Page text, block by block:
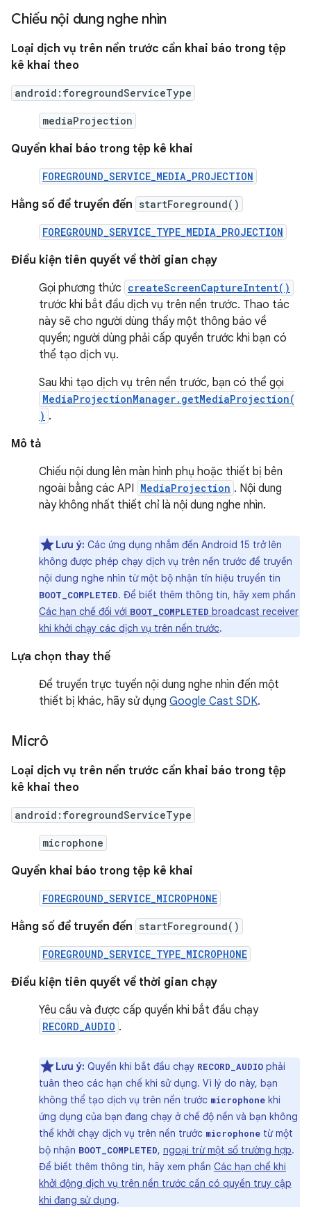
Chiếu nội dung nghe nhìn
Loại dịch vụ trên nền trước cần khai báo trong tệp
kê khai theo
android:foregroundServiceType
mediaProjection
Quyền khai báo trong tệp kê khai
FOREGROUND_SERVICE_MEDIA_PROJECTION
Hằng số để truyền đến startForeground()
FOREGROUND_SERVICE_TYPE_MEDIA_PROJECTION
Điều kiện tiên quyết về thời gian chạy
Gọi phương thức createScreenCaptureIntent()
trước khi bắt đầu dịch vụ trên nền trước. Thao tác
này sẽ cho người dùng thấy một thông báo về
quyền; người dùng phải cấp quyền trước khi bạn có
thể tạo dịch vụ.
Sau khi tạo dịch vụ trên nền trước, bạn có thể gọi
MediaProjectionManager.getMediaProjection(
) .
Mô tả
Chiếu nội dung lên màn hình phụ hoặc thiết bị bên
ngoài bằng các API MediaProjection . Nội dung
này không nhất thiết chỉ là nội dung nghe nhìn.
Lưu ý: Các ứng dụng nhắm đến Android 15 trở lên
không được phép chạy dịch vụ trên nền trước để truyền
nội dung nghe nhìn từ một bộ nhận tín hiệu truyền tin
BOOT_COMPLETED. Để biết thêm thông tin, hãy xem phần
Các hạn chế đối với BOOT_COMPLETED broadcast receiver
khi khởi chạy các dịch vụ trên nền trước.
Lựa chọn thay thế
Để truyền trực tuyến nội dung nghe nhìn đến một
thiết bị khác, hãy sử dụng Google Cast SDK.
Micrô
Loại dịch vụ trên nền trước cần khai báo trong tệp
kê khai theo
android:foregroundServiceType
microphone
Quyền khai báo trong tệp kê khai
FOREGROUND_SERVICE_MICROPHONE
Hằng số để truyền đến startForeground()
FOREGROUND_SERVICE_TYPE_MICROPHONE
Điều kiện tiên quyết về thời gian chạy
Yêu cầu và được cấp quyền khi bắt đầu chạy
RECORD_AUDIO .
Lưu ý: Quyền khi bắt đầu chạy RECORD_AUDIO phải
tuân theo các hạn chế khi sử dụng. Vì lý do này, bạn
không thể tạo dịch vụ trên nền trước microphone khi
ứng dụng của bạn đang chạy ở chế độ nền và bạn không
thể khởi chạy dịch vụ trên nền trước microphone từ một
bộ nhận BOOT_COMPLETED, ngoại trừ một số trường hợp.
Để biết thêm thông tin, hãy xem phần Các hạn chế khi
khởi động dịch vụ trên nền trước cần có quyền truy cập
khi đang sử dụng.